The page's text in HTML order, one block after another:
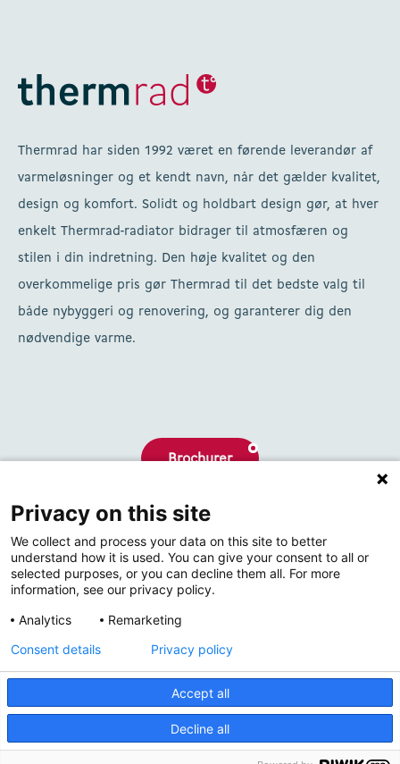
Thermrad har siden 1992 været en førende leverandør af
varmeløsninger og et kendt navn, når det gælder kvalitet,
design og komfort. Solidt og holdbart design gør, at hver
enkelt Thermrad-radiator bidrager til atmosfæren og
stilen i din indretning. Den høje kvalitet og den
overkommelige pris gør Thermrad til det bedste valg til
både nybyggeri og renovering, og garanterer dig den
nødvendige varme.
Brochurer
Hvem er vi
Kontakt
© 2026 Thermrad
Cookiepolitik
Privatlivspolitik
Privacy on this site
We collect and process your data on this site to better
understand how it is used. You can give your consent to all or
selected purposes, or you can decline them all. For more
information, see our privacy policy.
Analytics
Remarketing
Accept all
Decline all
Consent details Privacy policy